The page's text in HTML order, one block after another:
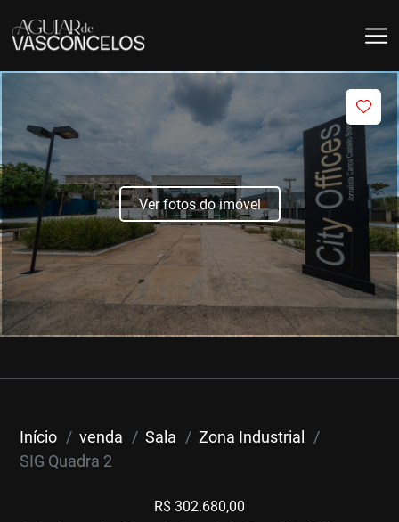
Ver fotos do imóvel
Início venda Sala
Zona Industrial
SIG Quadra 2
R$ 302.680,00